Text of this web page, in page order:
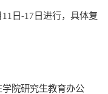
11 日-1 7 日进行，具体复
院研究生教育办公